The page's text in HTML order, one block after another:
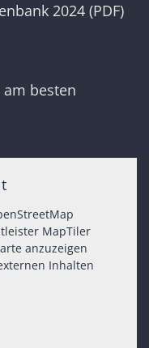
2024 (PDF)
besten
MapTiler
anzuzeigen
Inhalten